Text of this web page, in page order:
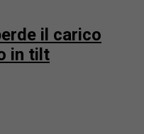
il carico
in tilt